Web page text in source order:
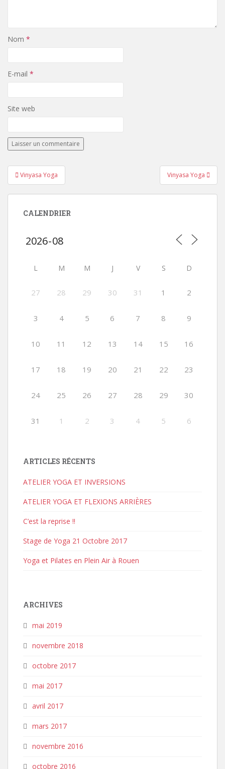
Nom *
E-mail *
Site web
Navigation
de
l’article
Vinyasa Yoga Vinyasa Yoga
CALENDRIER
L M M J V S D
27 28 29 30 31 1 2
3 4 5 6 7 8 9
10 11 12 13 14 15 16
17 18 19 20 21 22 23
24 25 26 27 28 29 30
31 1 2 3 4 5 6
ARTICLES RÉCENTS
ATELIER YOGA ET INVERSIONS
ATELIER YOGA ET FLEXIONS ARRIÈRES
C’est la reprise !!
Stage de Yoga 21 Octobre 2017
Yoga et Pilates en Plein Air à Rouen
ARCHIVES
mai 2019
novembre 2018
octobre 2017
mai 2017
avril 2017
mars 2017
novembre 2016
octobre 2016